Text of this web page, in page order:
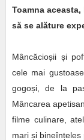
Toamna
să se alăture
Mâncăcioșii și
cele mai
gogoși, de la
Mâncarea
filme culinare,
mari și bineînțeles